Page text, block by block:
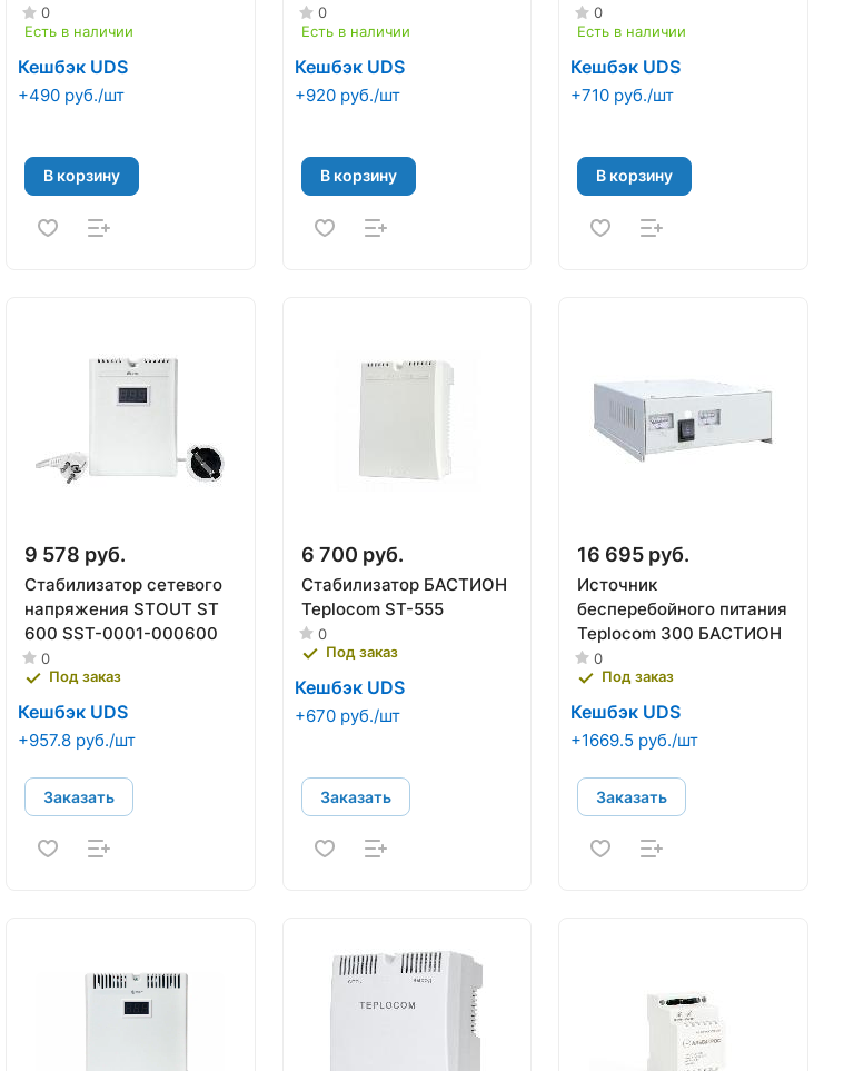
0
Есть в наличии
Кешбэк UDS
+490 руб./шт
В корзину
0
Есть в наличии
Кешбэк UDS
+920 руб./шт
В корзину
0
Есть в наличии
Кешбэк UDS
+710 руб./шт
В корзину
9 578 руб.
Стабилизатор сетевого
напряжения STOUT ST
600 SST-0001-000600
0
Под заказ
Кешбэк UDS
+957.8 руб./шт
Заказать
6 700 руб.
Стабилизатор БАСТИОН
Teplocom ST-555
0
Под заказ
Кешбэк UDS
+670 руб./шт
Заказать
16 695 руб.
Источник
бесперебойного питания
Teplocom 300 БАСТИОН
0
Под заказ
Кешбэк UDS
+1669.5 руб./шт
Заказать